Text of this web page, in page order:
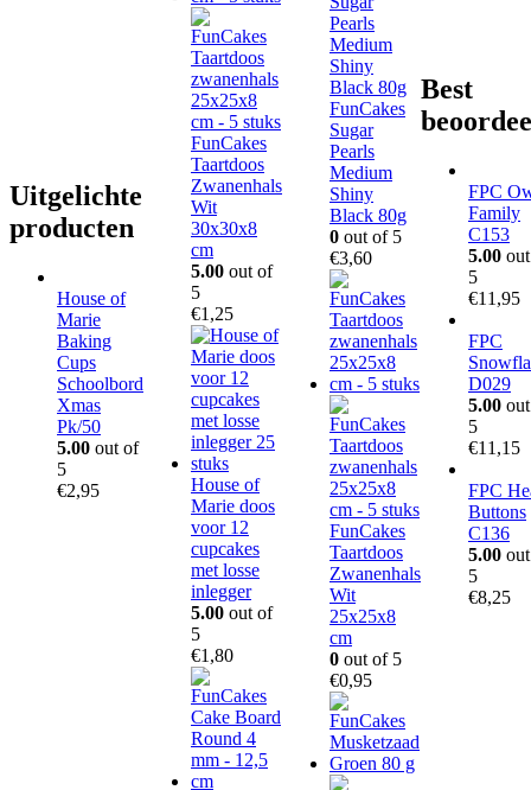
Uitgelichte
producten
House of
Marie
Baking
Cups
Schoolbord
Xmas
Pk/50
5.00 out of
5
€2,95
FunCakes
Taartdoos
Zwanenhals
Wit
30x30x8
cm
5.00 out of
5
€1,25
House of
Marie doos
voor 12
cupcakes
met losse
inlegger
5.00 out of
5
€1,80
FunCakes
Sugar
Pearls
Medium
Shiny
Black 80g
0 out of 5
€3,60
FunCakes
Taartdoos
Zwanenhals
Wit
25x25x8
cm
0 out of 5
€0,95
Best
FPC
Family
C153
5.00
5
€11,95
FPC
D029
5.00
5
€11,15
FPC
Buttons
C136
5.00
5
€8,25